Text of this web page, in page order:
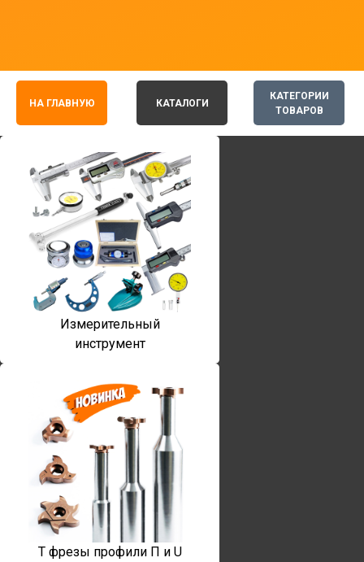
КАТЕГОРИИ
ТОВАРОВ
НА ГЛАВНУЮ КАТАЛОГИ
Измерительный
инструмент
T фрезы профили П и U